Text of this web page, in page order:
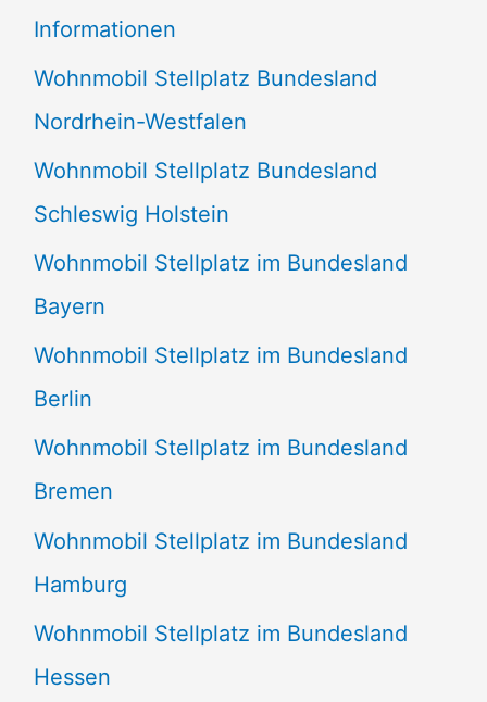
n
n
a
c
h
:
Informationen
Wohnmobil Stellplatz Bundesland
Nordrhein-Westfalen
Wohnmobil Stellplatz Bundesland
Schleswig Holstein
Wohnmobil Stellplatz im Bundesland
Bayern
Wohnmobil Stellplatz im Bundesland
Berlin
Wohnmobil Stellplatz im Bundesland
Bremen
Wohnmobil Stellplatz im Bundesland
Hamburg
Wohnmobil Stellplatz im Bundesland
Hessen